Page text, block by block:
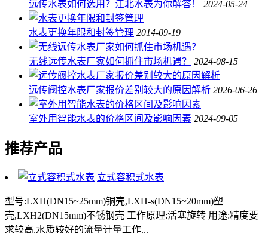
远传水表如何选用？江北水表为你解答！ 2024-05-24
水表更换年限和封签管理 2014-09-19
无线远传水表厂家如何抓住市场机遇？ 2024-08-15
远传阀控水表厂家报价差别较大的原因解析 2026-06-26
室外用智能水表的价格区间及影响因素 2024-09-05
推荐产品
立式容积式水表
型号:LXH(DN15~25mm)铜壳,LXH-s(DN15~20mm)塑
壳,LXH2(DN15mm)不锈钢壳 工作原理:活塞旋转 用途:精度要
求较高,水质较好的流量计量工作...